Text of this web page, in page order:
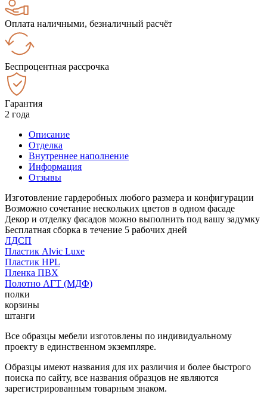
Оплата наличными, безналичный расчёт
Беспроцентная рассрочка
Гарантия
2 года
Описание
Отделка
Внутреннее наполнение
Информация
Отзывы
Изготовление гардеробных любого размера и конфигурации
Возможно сочетание нескольких цветов в одном фасаде
Декор и отделку фасадов можно выполнить под вашу задумку
Бесплатная сборка в течение 5 рабочих дней
ЛДСП
Пластик Alvic Luxe
Пластик HPL
Пленка ПВХ
Полотно АГТ (МДФ)
полки
корзины
штанги
Все образцы мебели изготовлены по индивидуальному
проекту в единственном экземпляре.
Образцы имеют названия для их различия и более быстрого
поиска по сайту, все названия образцов не являются
зарегистрированным товарным знаком.